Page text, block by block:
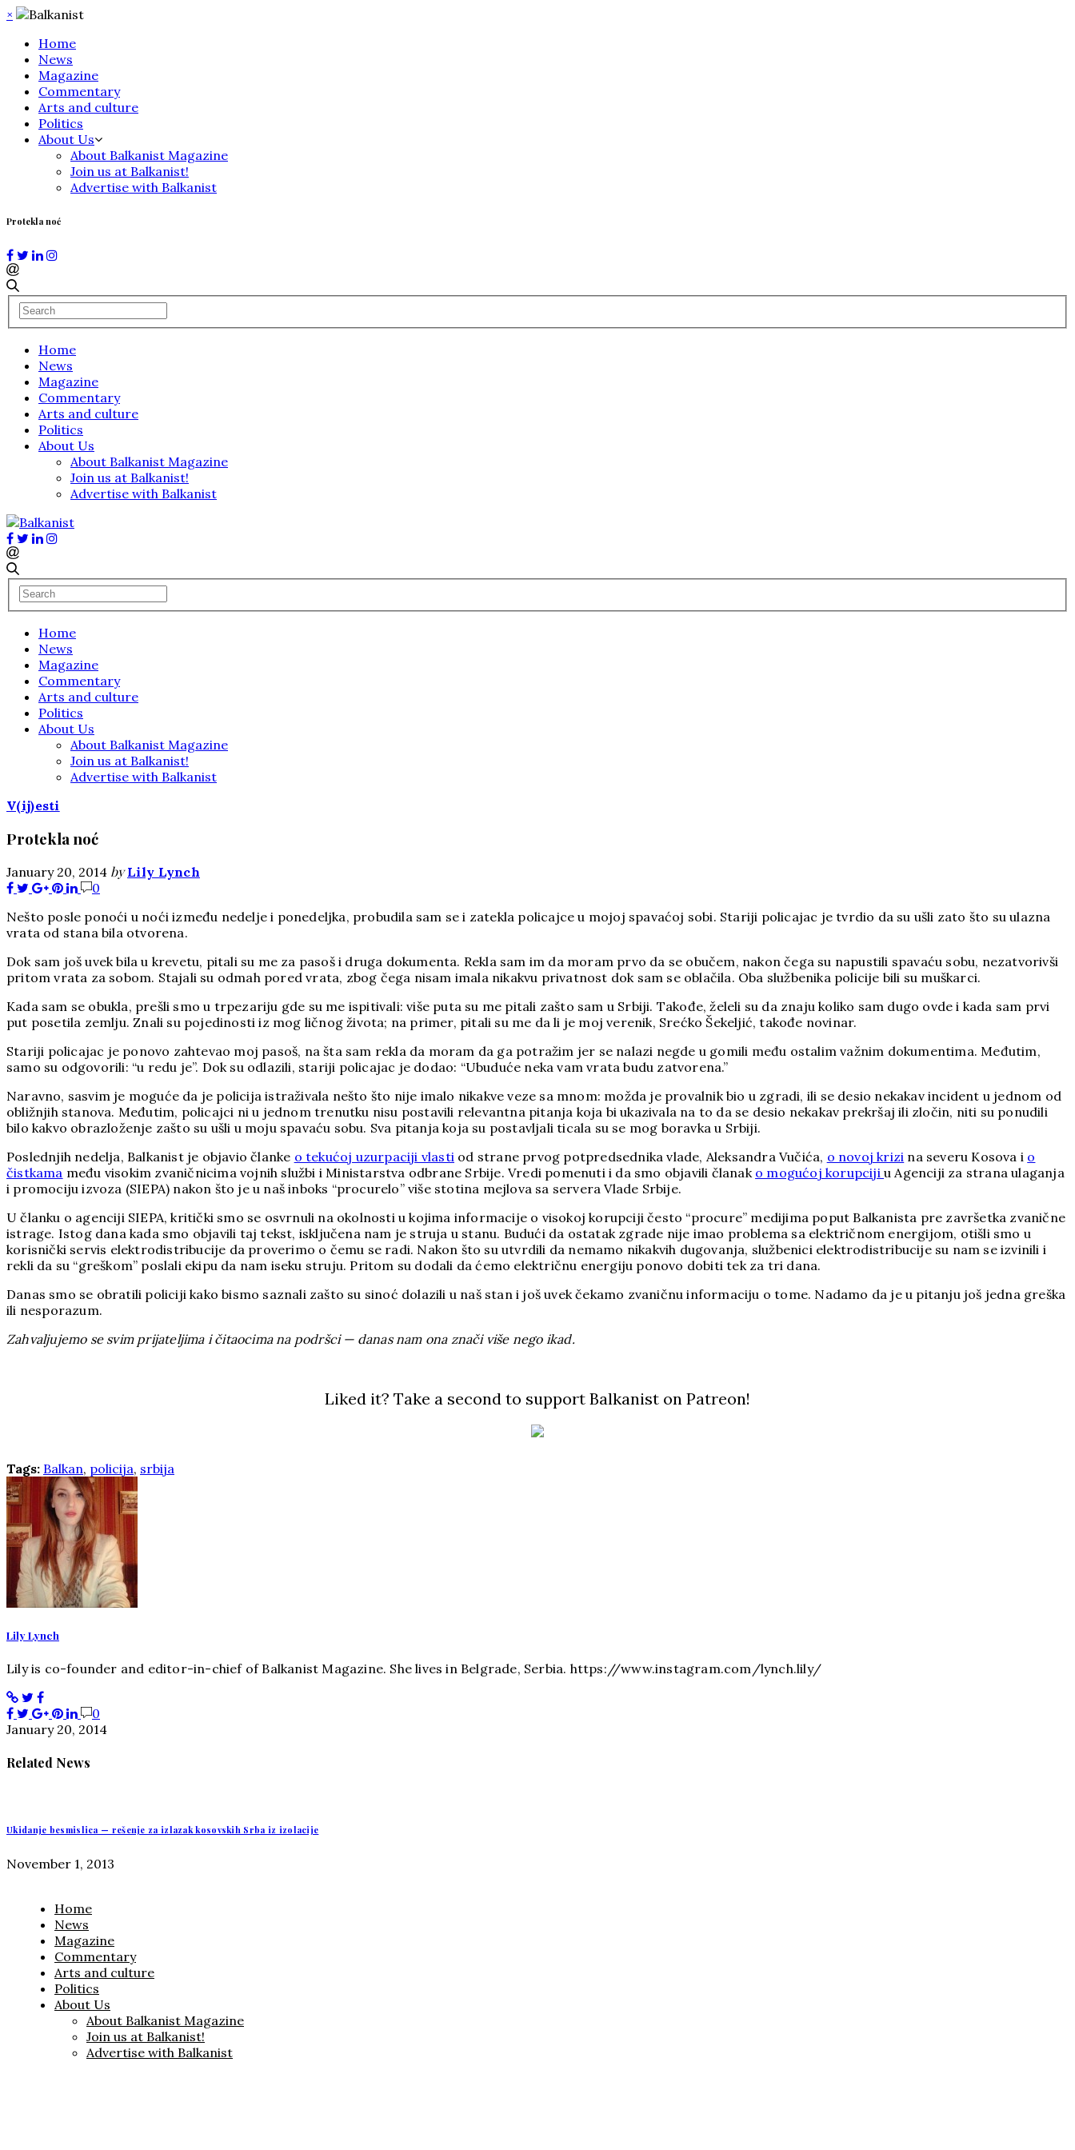
×
Home
News
Magazine
Commentary
Arts and culture
Politics
About Us
About Balkanist Magazine
Join us at Balkanist!
Advertise with Balkanist
Protekla noć
Home
News
Magazine
Commentary
Arts and culture
Politics
About Us
About Balkanist Magazine
Join us at Balkanist!
Advertise with Balkanist
Home
News
Magazine
Commentary
Arts and culture
Politics
About Us
About Balkanist Magazine
Join us at Balkanist!
Advertise with Balkanist
V(ij)esti
Protekla noć
January 20, 2014 by Lily Lynch
0
Nešto posle ponoći u noći između nedelje i ponedeljka, probudila sam se i zatekla policajce u mojoj spavaćoj sobi. Stariji policajac je tvrdio da su ušli zato što su ulazna
vrata od stana bila otvorena.
Dok sam još uvek bila u krevetu, pitali su me za pasoš i druga dokumenta. Rekla sam im da moram prvo da se obučem, nakon čega su napustili spavaću sobu, nezatvorivši
pritom vrata za sobom. Stajali su odmah pored vrata, zbog čega nisam imala nikakvu privatnost dok sam se oblačila. Oba službenika policije bili su muškarci.
Kada sam se obukla, prešli smo u trpezariju gde su me ispitivali: više puta su me pitali zašto sam u Srbiji. Takođe, želeli su da znaju koliko sam dugo ovde i kada sam prvi
put posetila zemlju. Znali su pojedinosti iz mog ličnog života; na primer, pitali su me da li je moj verenik, Srećko Šekeljić, takođe novinar.
Stariji policajac je ponovo zahtevao moj pasoš, na šta sam rekla da moram da ga potražim jer se nalazi negde u gomili među ostalim važnim dokumentima. Međutim,
samo su odgovorili: “u redu je”. Dok su odlazili, stariji policajac je dodao: “Ubuduće neka vam vrata budu zatvorena.”
Naravno, sasvim je moguće da je policija istraživala nešto što nije imalo nikakve veze sa mnom: možda je provalnik bio u zgradi, ili se desio nekakav incident u jednom od
obližnjih stanova. Međutim, policajci ni u jednom trenutku nisu postavili relevantna pitanja koja bi ukazivala na to da se desio nekakav prekršaj ili zločin, niti su ponudili
bilo kakvo obrazloženje zašto su ušli u moju spavaću sobu. Sva pitanja koja su postavljali ticala su se mog boravka u Srbiji.
Poslednjih nedelja, Balkanist je objavio članke o tekućoj uzurpaciji vlasti od strane prvog potpredsednika vlade, Aleksandra Vučića, o novoj krizi na severu Kosova i o
čistkama među visokim zvaničnicima vojnih službi i Ministarstva odbrane Srbije. Vredi pomenuti i da smo objavili članak o mogućoj korupcijiu Agenciji za strana ulaganja
i promociju izvoza (SIEPA) nakon što je u naš inboks “procurelo” više stotina mejlova sa servera Vlade Srbije.
U članku o agenciji SIEPA, kritički smo se osvrnuli na okolnosti u kojima informacije o visokoj korupciji često “procure” medijima poput Balkanista pre završetka zvanične
istrage. Istog dana kada smo objavili taj tekst, isključena nam je struja u stanu. Budući da ostatak zgrade nije imao problema sa električnom energijom, otišli smo u
korisnički servis elektrodistribucije da proverimo o čemu se radi. Nakon što su utvrdili da nemamo nikakvih dugovanja, službenici elektrodistribucije su nam se izvinili i
rekli da su “greškom” poslali ekipu da nam iseku struju. Pritom su dodali da ćemo električnu energiju ponovo dobiti tek za tri dana.
Danas smo se obratili policiji kako bismo saznali zašto su sinoć dolazili u naš stan i još uvek čekamo zvaničnu informaciju o tome. Nadamo da je u pitanju još jedna greška
ili nesporazum.
Zahvaljujemo se svim prijateljima i čitaocima na podršci — danas nam ona znači više nego ikad.
Liked it? Take a second to support Balkanist on Patreon!
Tags: Balkan, policija, srbija
Lily Lynch
Lily is co-founder and editor-in-chief of Balkanist Magazine. She lives in Belgrade, Serbia. https://www.instagram.com/lynch.lily/
0
January 20, 2014
Related News
Ukidanje besmislica — rešenje za izlazak kosovskih Srba iz izolacije
November 1, 2013
Home
News
Magazine
Commentary
Arts and culture
Politics
About Us
About Balkanist Magazine
Join us at Balkanist!
Advertise with Balkanist